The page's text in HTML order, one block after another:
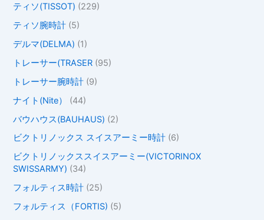
ティソ(TISSOT) (229)
ティソ腕時計 (5)
デルマ(DELMA) (1)
トレーサー(TRASER (95)
トレーサー腕時計 (9)
ナイト(Nite）
(44)
バウハウス(BAUHAUS) (2)
ビクトリノックス スイスアーミー時計 (6)
ビクトリノックススイスアーミー(VICTORINOX
SWISSARMY) (34)
フォルティス時計 (25)
フォルティス（FORTIS) (5)